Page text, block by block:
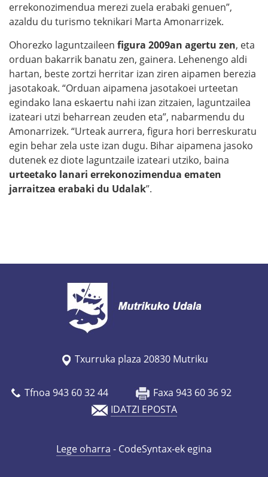
errekonozimendua merezi zuela erabaki genuen”,
azaldu du turismo teknikari Marta Amonarrizek.
Ohorezko laguntzaileen figura 2009an agertu zen, eta
orduan bakarrik banatu zen, gainera. Lehenengo aldi
hartan, beste zortzi herritar izan ziren aipamen berezia
jasotakoak. “Orduan aipamena jasotakoei urteetan
egindako lana eskaertu nahi izan zitzaien, laguntzailea
izateari utzi beharrean zeuden eta”, nabarmendu du
Amonarrizek. “Urteak aurrera, figura hori berreskuratu
egin behar zela uste izan dugu. Bihar aipamena jasoko
dutenek ez diote laguntzaile izateari utziko, baina
urteetako lanari errekonozimendua ematen
jarraitzea erabaki du Udalak”.
Txurruka plaza 20830 Mutriku
Tfnoa 943 60 32 44
Faxa 943 60 36 92
IDATZI EPOSTA
Lege oharra - CodeSyntax-ek egina